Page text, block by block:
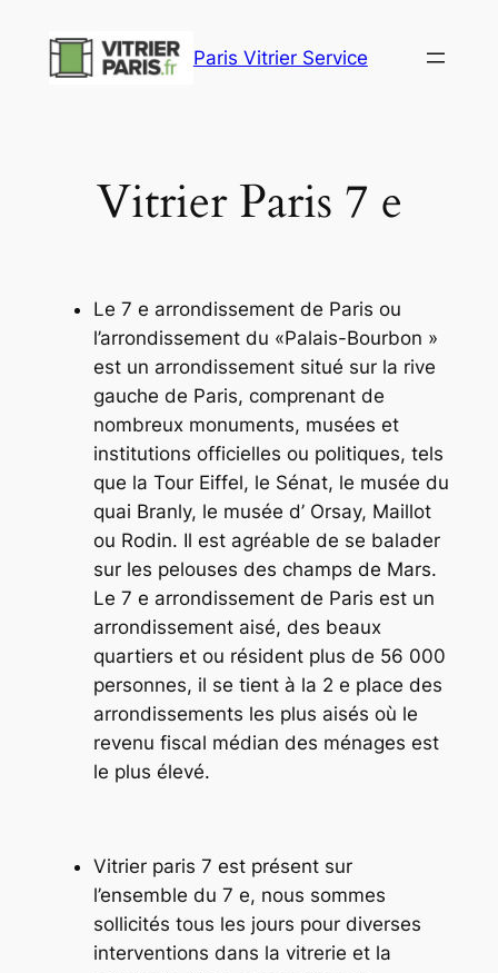
contenu
Paris Vitrier Service
Vitrier Paris 7 e
Le 7 e arrondissement de Paris ou
l’arrondissement du «Palais-Bourbon »
est un arrondissement situé sur la rive
gauche de Paris, comprenant de
nombreux monuments, musées et
institutions officielles ou politiques, tels
que la Tour Eiffel, le Sénat, le musée du
quai Branly, le musée d’ Orsay, Maillot
ou Rodin. Il est agréable de se balader
sur les pelouses des champs de Mars.
Le 7 e arrondissement de Paris est un
arrondissement aisé, des beaux
quartiers et ou résident plus de 56 000
personnes, il se tient à la 2 e place des
arrondissements les plus aisés où le
revenu fiscal médian des ménages est
le plus élevé.
Vitrier paris 7 est présent sur
l’ensemble du 7 e, nous sommes
sollicités tous les jours pour diverses
interventions dans la vitrerie et la